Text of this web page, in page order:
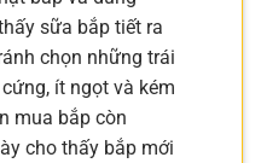
sữa bắp tiết ra
chọn những trái
ít ngọt và kém
mua bắp còn
cho thấy bắp mới